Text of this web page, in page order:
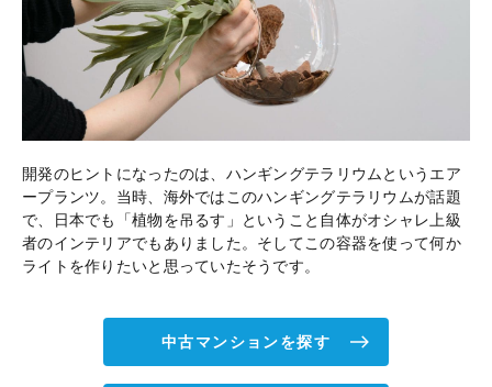
開発のヒントになったのは、ハンギングテラリウムというエア
ープランツ。当時、海外ではこのハンギングテラリウムが話題
で、日本でも「植物を吊るす」ということ自体がオシャレ上級
者のインテリアでもありました。そしてこの容器を使って何か
ライトを作りたいと思っていたそうです。
中古マンションを探す